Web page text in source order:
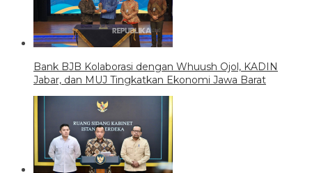
Bank BJB Kolaborasi dengan Whuush Ojol, KADIN
Jabar, dan MUJ Tingkatkan Ekonomi Jawa Barat